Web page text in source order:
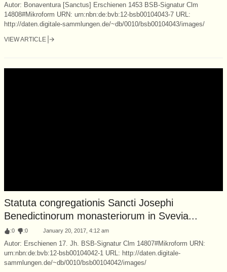
Autor: Bonaventura [Sanctus] Erschienen 1453 BSB-Signatur Clm
14808#Mikroform URN: urn:nbn:de:bvb:12-bsb00104043-7 URL:
http://daten.digitale-sammlungen.de/~db/0010/bsb00104043/images/
VIEW ARTICLE
Statuta congregationis Sancti Josephi
Benedictinorum monasteriorum in Svevia...
:0 :0 January 20, 2017, 4:12 am
Autor: Erschienen 17. Jh. BSB-Signatur Clm 14807#Mikroform URN:
urn:nbn:de:bvb:12-bsb00104042-1 URL: http://daten.digitale-
sammlungen.de/~db/0010/bsb00104042/images/